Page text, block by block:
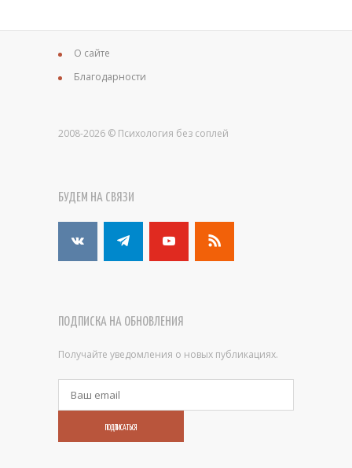
О сайте
Благодарности
2008-2026 © Психология без соплей
БУДЕМ НА СВЯЗИ
ПОДПИСКА НА ОБНОВЛЕНИЯ
Получайте уведомления о новых публикациях.
ПОДПИСАТЬСЯ